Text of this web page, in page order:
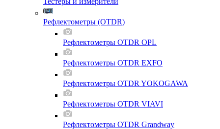
Рефлектометры (OTDR)
Рефлектометры OTDR OPL
Рефлектометры OTDR EXFO
Рефлектометры OTDR YOKOGAWA
Рефлектометры OTDR VIAVI
Рефлектометры OTDR Grandway